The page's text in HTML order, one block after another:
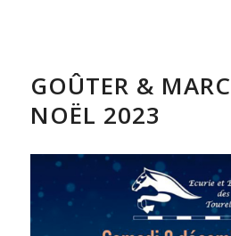
GOÛTER &
NOËL 2023